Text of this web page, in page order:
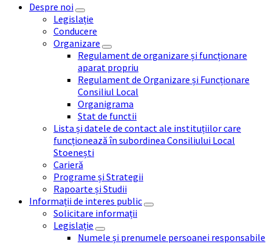
Despre noi
Legislație
Conducere
Organizare
Regulament de organizare și funcționare
aparat propriu
Regulament de Organizare și Funcționare
Consiliul Local
Organigrama
Stat de functii
Lista și datele de contact ale instituțiilor care
funcționează în subordinea Consiliului Local
Stoenești
Carieră
Programe și Strategii
Rapoarte și Studii
Informații de interes public
Solicitare informații
Legislație
Numele și prenumele persoanei responsabile